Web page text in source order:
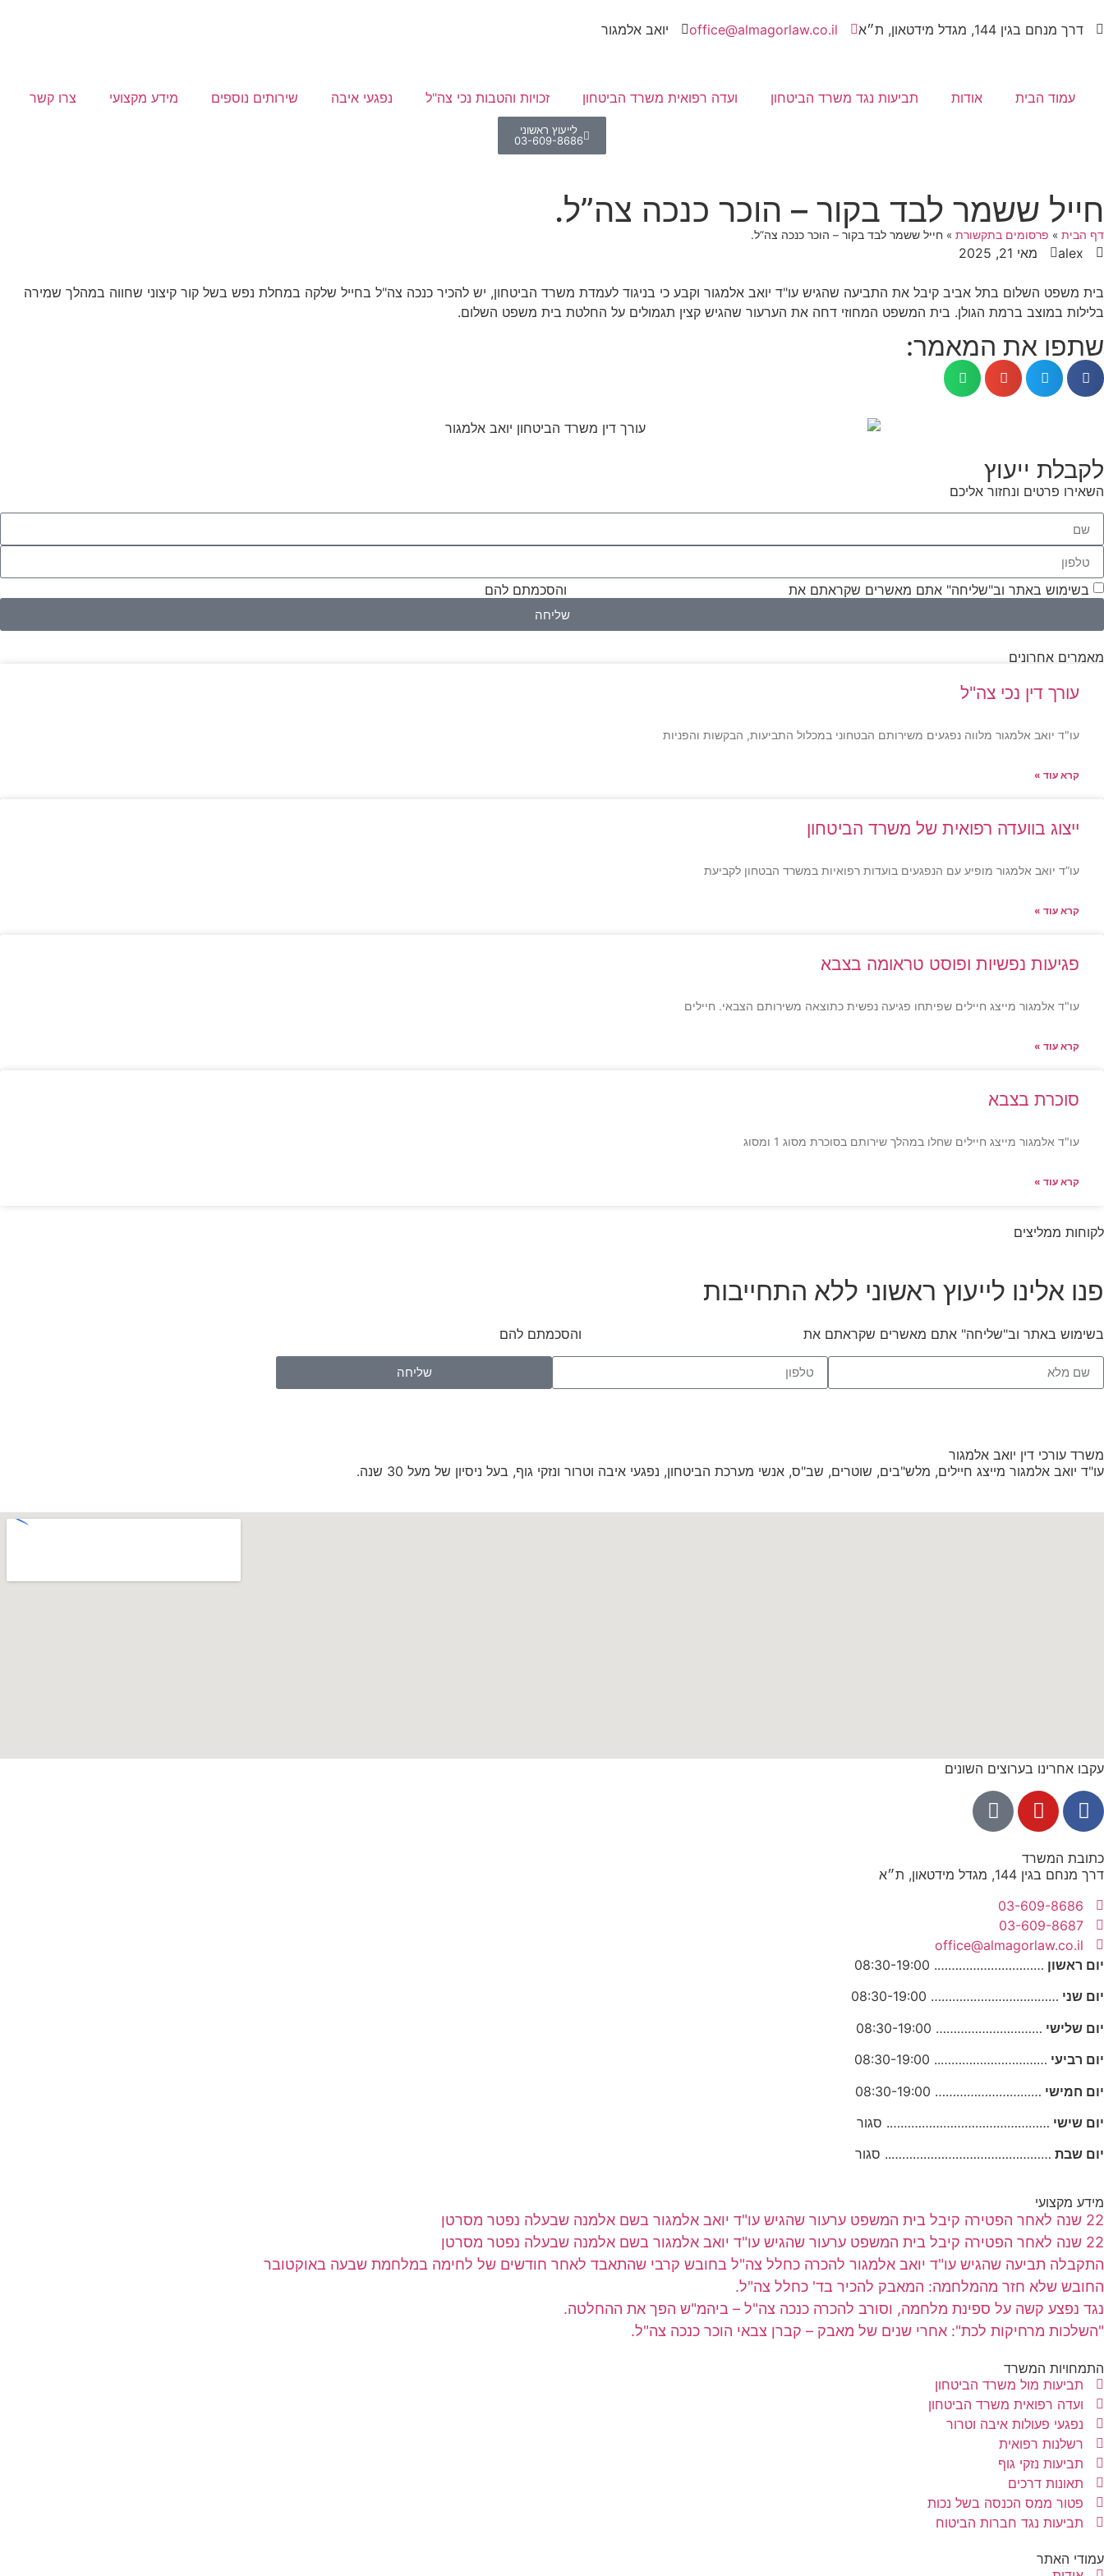
דרך מנחם בגין 144, מגדל מידטאון, ת״א office@almagorlaw.co.il יואב אלמגור
עמוד הבית אודות תביעות נגד משרד הביטחון ועדה רפואית משרד הביטחון זכויות והטבות נכי צה"ל נפגעי איבה שירותים נוספים מידע מקצועי צרו קשר
לייעוץ ראשוני
03-609-8686
חייל ששמר לבד בקור – הוכר כנכה צה”ל.
דף הבית » פרסומים בתקשורת » חייל ששמר לבד בקור – הוכר כנכה צה”ל.
alex מאי 21, 2025
בית משפט השלום בתל אביב קיבל את התביעה שהגיש עו"ד יואב אלמגור וקבע כי בניגוד לעמדת משרד הביטחון, יש להכיר כנכה צה"ל בחייל שלקה במחלת נפש בשל קור קיצוני שחווה במהלך שמירה
בלילות במוצב ברמת הגולן. בית המשפט המחוזי דחה את הערעור שהגיש קצין תגמולים על החלטת בית משפט השלום.
שתפו את המאמר:
לקבלת ייעוץ
השאירו פרטים ונחזור אליכם
בשימוש באתר וב"שליחה" אתם מאשרים שקראתם את והסכמתם להם
שליחה
מאמרים אחרונים
עורך דין נכי צה"ל
עו"ד יואב אלמגור מלווה נפגעים משירותם הבטחוני במכלול התביעות, הבקשות והפניות
קרא עוד »
ייצוג בוועדה רפואית של משרד הביטחון
עו”ד יואב אלמגור מופיע עם הנפגעים בועדות רפואיות במשרד הבטחון לקביעת
קרא עוד »
פגיעות נפשיות ופוסט טראומה בצבא
עו"ד אלמגור מייצג חיילים שפיתחו פגיעה נפשית כתוצאה משירותם הצבאי. חיילים
קרא עוד »
סוכרת בצבא
עו"ד אלמגור מייצג חיילים שחלו במהלך שירותם בסוכרת מסוג 1 ומסוג
קרא עוד »
לקוחות ממליצים
פנו אלינו לייעוץ ראשוני ללא התחייבות
בשימוש באתר וב"שליחה" אתם מאשרים שקראתם את והסכמתם להם
שליחה
משרד עורכי דין יואב אלמגור
עו"ד יואב אלמגור מייצג חיילים, מלש"בים, שוטרים, שב"ס, אנשי מערכת הביטחון, נפגעי איבה וטרור ונזקי גוף, בעל ניסיון של מעל 30 שנה.
עקבו אחרינו בערוצים השונים
כתובת המשרד
דרך מנחם בגין 144, מגדל מידטאון, ת״א
03-609-8686
03-609-8687
office@almagorlaw.co.il
יום ראשון …………………………. 08:30-19:00
יום שני ……………………………… 08:30-19:00
יום שלישי ………………………… 08:30-19:00
יום רביעי ………………………….. 08:30-19:00
יום חמישי ………………………… 08:30-19:00
יום שישי ………………………………………. סגור
יום שבת ……………………………………….. סגור
מידע מקצועי
22 שנה לאחר הפטירה קיבל בית המשפט ערעור שהגיש עו"ד יואב אלמגור בשם אלמנה שבעלה נפטר מסרטן
22 שנה לאחר הפטירה קיבל בית המשפט ערעור שהגיש עו"ד יואב אלמגור בשם אלמנה שבעלה נפטר מסרטן
התקבלה תביעה שהגיש עו"ד יואב אלמגור להכרה כחלל צה"ל בחובש קרבי שהתאבד לאחר חודשים של לחימה במלחמת שבעה באוקטובר
החובש שלא חזר מהמלחמה: המאבק להכיר בד' כחלל צה"ל.
נגד נפצע קשה על ספינת מלחמה, וסורב להכרה כנכה צה"ל – ביהמ"ש הפך את ההחלטה.
"השלכות מרחיקות לכת": אחרי שנים של מאבק – קברן צבאי הוכר כנכה צה"ל.
התמחויות המשרד
תביעות מול משרד הביטחון
ועדה רפואית משרד הביטחון
נפגעי פעולות איבה וטרור
רשלנות רפואית
תביעות נזקי גוף
תאונות דרכים
פטור ממס הכנסה בשל נכות
תביעות נגד חברות הביטוח
עמודי האתר